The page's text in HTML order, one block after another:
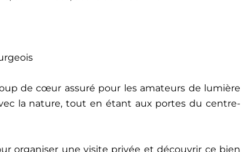
de cœur assuré pour les amateurs de lumière
la nature, tout en étant aux portes du centre-
organiser une visite privée et découvrir ce bien